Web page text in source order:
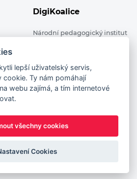
DigiKoalice
Národní pedagogický institut
2021. All rights reserved
do administrace
funding from the European
and Networks Executive Agency (now
Commission is not responsible
lepší uživatelský servis,
cookie. Ty nám pomáhají
webu zajímá, a tím internetové
všechny cookies
Cookies